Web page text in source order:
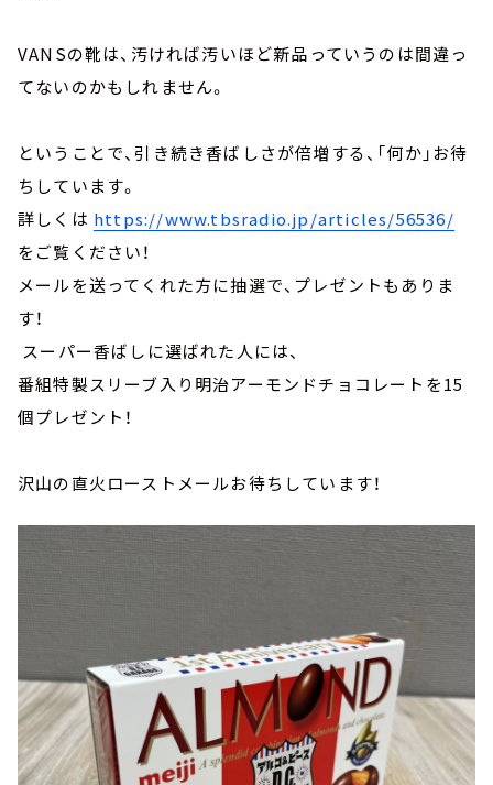
VANSの靴は、汚ければ汚いほど新品っていうのは間違っ
てないのかもしれません。
ということで、引き続き香ばしさが倍増する、「何か」お待
ちしています。
詳しくは https://www.tbsradio.jp/articles/56536/
をご覧ください！
メールを送ってくれた方に抽選で、プレゼントもありま
す！
スーパー香ばしに選ばれた人には、
番組特製スリーブ入り明治アーモンドチョコレートを15
個プレゼント！
沢山の直火ローストメールお待ちしています！